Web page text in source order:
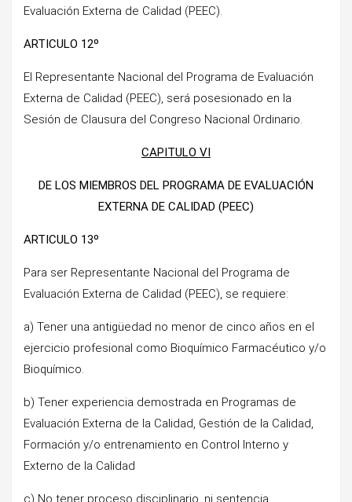
Evaluación Externa de Calidad (PEEC).
ARTICULO 12º
El Representante Nacional del Programa de Evaluación
Externa de Calidad (PEEC), será posesionado en la
Sesión de Clausura del Congreso Nacional Ordinario.
CAPITULO VI
DE LOS MIEMBROS DEL PROGRAMA DE EVALUACIÓN
EXTERNA DE CALIDAD (PEEC)
ARTICULO 13º
Para ser Representante Nacional del Programa de
Evaluación Externa de Calidad (PEEC), se requiere:
a) Tener una antigüedad no menor de cinco años en el
ejercicio profesional como Bioquímico Farmacéutico y/o
Bioquímico.
b) Tener experiencia demostrada en Programas de
Evaluación Externa de la Calidad, Gestión de la Calidad,
Formación y/o entrenamiento en Control Interno y
Externo de la Calidad
c) No tener proceso disciplinario, ni sentencia